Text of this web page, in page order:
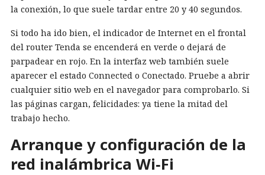
la conexión, lo que suele tardar entre 20 y 40 segundos.
Si todo ha ido bien, el indicador de Internet en el frontal
del router Tenda se encenderá en verde o dejará de
parpadear en rojo. En la interfaz web también suele
aparecer el estado Connected o Conectado. Pruebe a abrir
cualquier sitio web en el navegador para comprobarlo. Si
las páginas cargan, felicidades: ya tiene la mitad del
trabajo hecho.
Arranque y configuración de la
red inalámbrica Wi‑Fi